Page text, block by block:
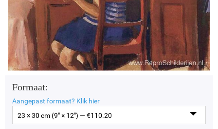
Formaat:
Aangepast formaat? Klik hier
23 × 30 cm (9" × 12") — €110.20